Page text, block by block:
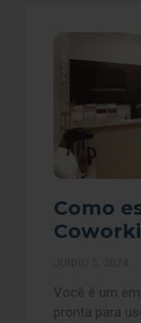
Como
Você é um
pronta para